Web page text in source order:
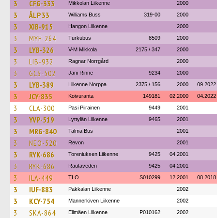
3 CFG-333 Mikkolan Liikenne 2000
3 ÅLP 33 Williams Buss 319-00 2000
3 XIB-915 Hangon Liikenne 2000
3 MYF-264 Turkubus 8509 2000
3 LYB-326 V-M Mikkola 2175 / 347 2000
3 LIB-932 Ragnar Norrgård 2000
3 GCS-502 Jani Rinne 9234 2000
3 LYB-389 Liikenne Norppa 2375 / 156 2000 09.2022
3 JCY-835 Koivuranta 149181 02.2000 04.2022
3 CLA-300 Pasi Piirainen 9449 2001
3 YVP-519 Lyttylän Liikenne 9465 2001
3 MRG-840 Talma Bus 2001
3 NEO-520 Revon 2001
3 RYK-686 Toreniuksen Liikenne 9425 04.2001
3 RYK-686 Rautaveden 9425 04.2001
3 ILA-449 TLO S010299 12.2001 08.2018
3 IUF-883 Pakkalan Liikenne 2002
3 KCY-754 Mannerkiven Liikenne 2002
3 SKA-864 Elimäen Liikenne P010162 2002